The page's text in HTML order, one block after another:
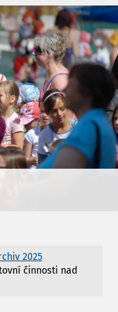
2025
činnosti nad